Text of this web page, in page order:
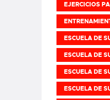
EJERCICIOS
ESCUELA DE
ESCUELA DE
ESCUELA DE
ESCUELA DE